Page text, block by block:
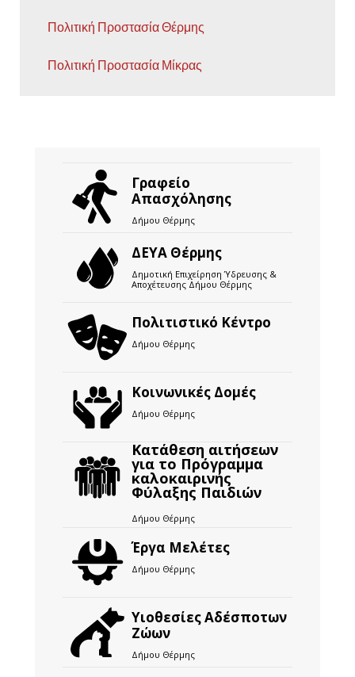
Πολιτική Προστασία Θέρμης
Πολιτική Προστασία Μίκρας
Γραφείο
Απασχόλησης
Δήμου Θέρμης
ΔΕΥΑ Θέρμης
Δημοτική Επιχείρηση Ύδρευσης &
Αποχέτευσης Δήμου Θέρμης
Πολιτιστικό Κέντρο
Δήμου Θέρμης
Κοινωνικές Δομές
Δήμου Θέρμης
Κατάθεση αιτήσεων
για το Πρόγραμμα
καλοκαιρινής
Φύλαξης Παιδιών
Δήμου Θέρμης
Έργα Μελέτες
Δήμου Θέρμης
Υιοθεσίες Αδέσποτων
Ζώων
Δήμου Θέρμης